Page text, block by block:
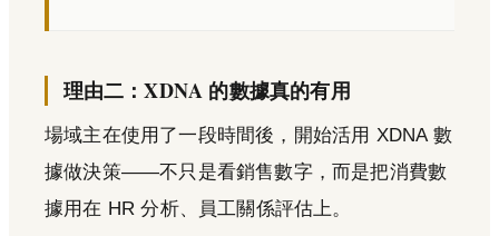
理由二：XDNA 的數據真的有用
場域主在使用了一段時間後，開始活用 XDNA 數
據做決策——不只是看銷售數字，而是把消費數
據用在 HR 分析、員工關係評估上。